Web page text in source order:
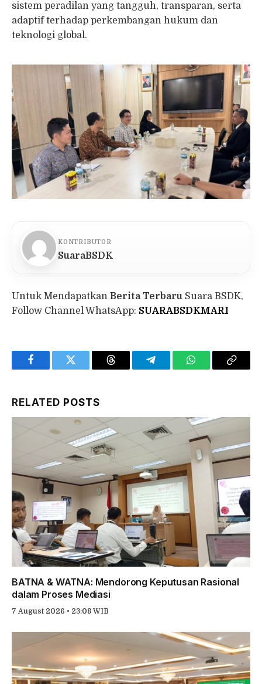
sistem peradilan yang tangguh, transparan, serta
adaptif terhadap perkembangan hukum dan
teknologi global.
KONTRIBUTOR
SuaraBSDK
Untuk Mendapatkan Berita Terbaru Suara BSDK,
Follow Channel WhatsApp: SUARABSDKMARI
FacebookTwitter Threads TelegramWhatsAppCopy
RELATED POSTS
BATNA & WATNA: Mendorong Keputusan Rasional
dalam Proses Mediasi
7 August 2026 • 23:08 WIB